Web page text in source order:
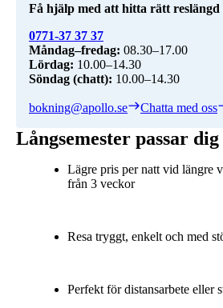
Få hjälp med att hitta rätt reslängd
0771-37 37 37
Måndag–fredag:
Lördag:
Söndag (chatt): 10.00–14.30
bokning@apollo.se Chatta med oss
Långsemester passar
Lägre pris per natt vid längre
från 3 veckor
Resa tryggt, enkelt och med
Perfekt för distansarbete eller